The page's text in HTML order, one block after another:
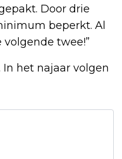
Door drie
beperkt. Al
twee!”
het najaar volgen